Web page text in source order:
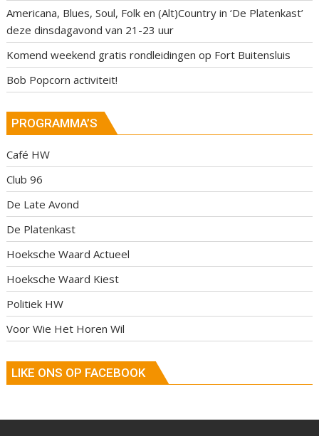
Americana, Blues, Soul, Folk en (Alt)Country in ‘De Platenkast’
deze dinsdagavond van 21-23 uur
Komend weekend gratis rondleidingen op Fort Buitensluis
Bob Popcorn activiteit!
PROGRAMMA’S
Café HW
Club 96
De Late Avond
De Platenkast
Hoeksche Waard Actueel
Hoeksche Waard Kiest
Politiek HW
Voor Wie Het Horen Wil
LIKE ONS OP FACEBOOK